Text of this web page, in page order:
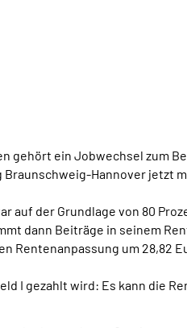
gehört ein Jobwechsel zum
Hannover jetzt
der Grundlage von 80
dann Beiträge in seinem
Rentenanpassung um 28,82
I gezahlt wird: Es kann die